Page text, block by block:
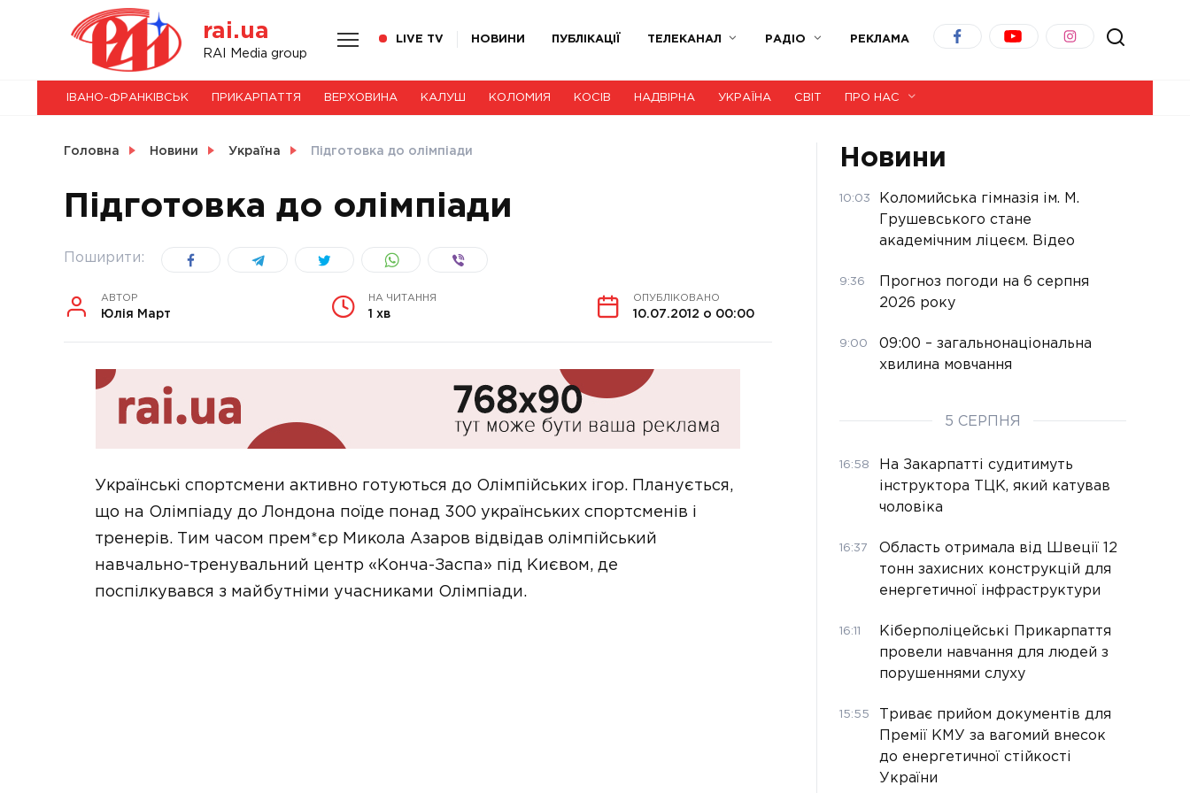
rai.ua
RAI Media group
LIVE TV НОВИНИ ПУБЛІКАЦІЇ ТЕЛЕКАНАЛ РАДІО РЕКЛАМА
НОВИНИ
СВІТ
ІВАНО-ФРАНКІВСЬК ПРИКАРПАТТЯ ВЕРХОВИНА КАЛУШ КОЛОМИЯ КОСІВ НАДВІРНА УКРАЇНА СВІТ ПРО НАС
Головна Новини Україна Підготовка до олімпіади
Підготовка до олімпіади
Поширити:
АВТОР
Юлія Март
НА ЧИТАННЯ
1 хв
ОПУБЛІКОВАНО
10.07.2012 о 00:00
Українські спортсмени активно готуються до Олімпійських ігор. Планується,
що на Олімпіаду до Лондона поїде понад 300 українських спортсменів і
тренерів. Тим часом прем*єр Микола Азаров відвідав олімпійський
навчально-тренувальний центр «Конча-Заспа» під Києвом, де
поспілкувався з майбутніми учасниками Олімпіади.
Новини
10:03
Коломийська гімназія ім. М.
Грушевського стане
академічним ліцеєм. Відео
9:36
Прогноз погоди на 6 серпня
2026 року
9:00
09:00 – загальнонаціональна
хвилина мовчання
5 СЕРПНЯ
16:58
На Закарпатті судитимуть
інструктора ТЦК, який катував
чоловіка
16:37
Область отримала від Швеції 12
тонн захисних конструкцій для
енергетичної інфраструктури
16:11
Кіберполіцейські Прикарпаття
провели навчання для людей з
порушеннями слуху
15:55
Триває прийом документів для
Премії КМУ за вагомий внесок
до енергетичної стійкості
України